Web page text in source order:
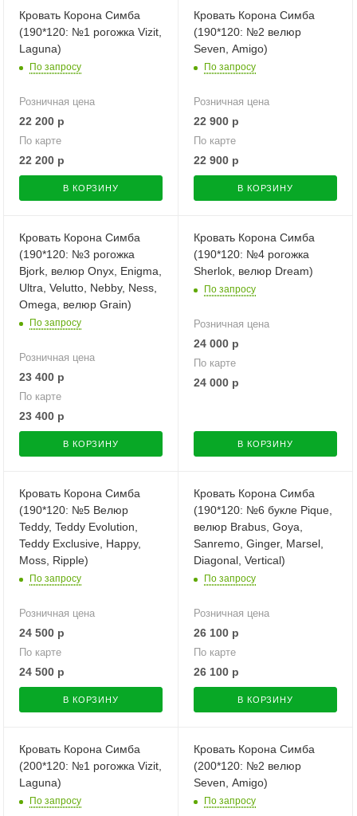
Кровать Корона Симба
(190*120: №1 рогожка Vizit,
Laguna)
По запросу
Розничная цена
22 200 р
По карте
22 200 р
В КОРЗИНУ
Кровать Корона Симба
(190*120: №2 велюр
Seven, Amigo)
По запросу
Розничная цена
22 900 р
По карте
22 900 р
В КОРЗИНУ
Кровать Корона Симба
(190*120: №3 рогожка
Bjork, велюр Onyx, Enigma,
Ultra, Velutto, Nebby, Ness,
Omega, велюр Grain)
По запросу
Розничная цена
23 400 р
По карте
23 400 р
В КОРЗИНУ
Кровать Корона Симба
(190*120: №4 рогожка
Sherlok, велюр Dream)
По запросу
Розничная цена
24 000 р
По карте
24 000 р
В КОРЗИНУ
Кровать Корона Симба
(190*120: №5 Велюр
Teddy, Teddy Evolution,
Teddy Exclusive, Happy,
Moss, Ripple)
По запросу
Розничная цена
24 500 р
По карте
24 500 р
В КОРЗИНУ
Кровать Корона Симба
(190*120: №6 букле Pique,
велюр Brabus, Goya,
Sanremo, Ginger, Marsel,
Diagonal, Vertical)
По запросу
Розничная цена
26 100 р
По карте
26 100 р
В КОРЗИНУ
Кровать Корона Симба
(200*120: №1 рогожка Vizit,
Laguna)
По запросу
Кровать Корона Симба
(200*120: №2 велюр
Seven, Amigo)
По запросу